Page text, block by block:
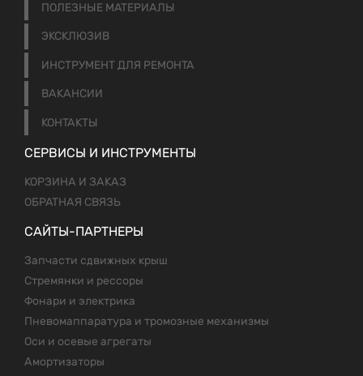
ПОЛЕЗНЫЕ МАТЕРИАЛЫ
ЭКСКЛЮЗИВ
ИНСТРУМЕНТ ДЛЯ РЕМОНТА
ВАКАНСИИ
КОНТАКТЫ
СЕРВИСЫ И ИНСТРУМЕНТЫ
КОРЗИНА И ЗАКАЗ
ОБРАТНАЯ СВЯЗЬ
САЙТЫ-ПАРТНЕРЫ
Запчасти сдвижных крыш
Стремянки и рессоры
Фонари и электрика
Пневомаппаратура и тромозные механизмы
Оси и осевые агрегаты
Амортизаторы